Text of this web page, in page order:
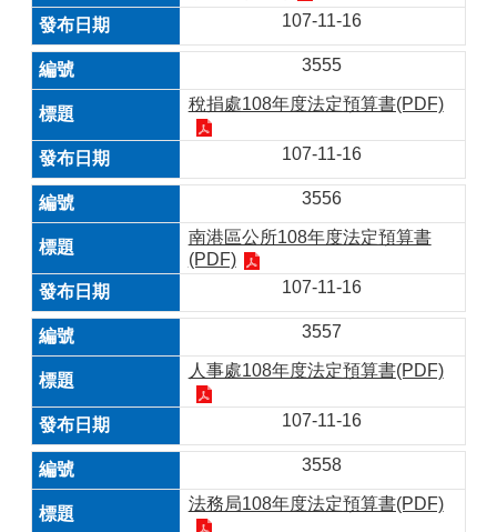
107-11-16
3555
稅捐處108年度法定預算書(PDF)
107-11-16
3556
南港區公所108年度法定預算書
(PDF)
107-11-16
3557
人事處108年度法定預算書(PDF)
107-11-16
3558
法務局108年度法定預算書(PDF)